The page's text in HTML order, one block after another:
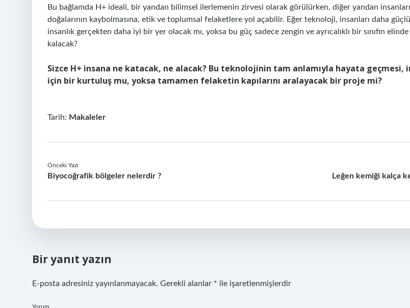
Bu bağlamda H+ ideali, bir yandan bilimsel ilerlemenin zirvesi olarak görülürken, diğer yandan
doğalarının kaybolmasına, etik ve toplumsal felaketlere yol açabilir. Eğer teknoloji, insanları daha güçlü
insanlık gerçekten daha iyi bir yer olacak mı, yoksa bu güç sadece zengin ve ayrıcalıklı bir sınıfın
kalacak?
Sizce H+ insana ne katacak, ne alacak? Bu teknolojinin tam anlamıyla hayata geçmesi,
için bir kurtuluş mu, yoksa tamamen felaketin kapılarını aralayacak bir proje mi?
Tarih: Makaleler
Önceki Yazı
Biyocoğrafik bölgeler nelerdir ? Leğen kemiği kalça
Bir yanıt yazın
E-posta adresiniz yayınlanmayacak. Gerekli alanlar * ile işaretlenmişlerdir
Yorum